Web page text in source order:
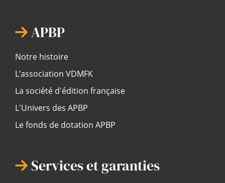
APBP
Notre histoire
L’association VDMFK
La société d'édition française
L'Univers des APBP
Le fonds de dotation APBP
Services et garanties